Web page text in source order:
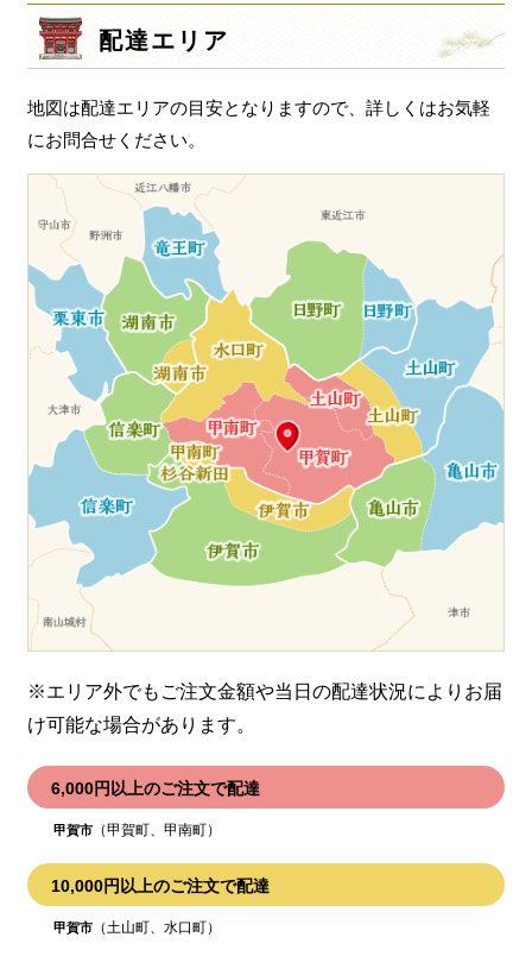
配達エリア
地図は配達エリアの目安となりますので、詳しくはお気軽
にお問合せください。
※エリア外でもご注文金額や当日の配達状況により お届
け可能な場合があります。
6,000円以上のご注文で配達
甲賀市 （甲賀町、甲南町）
10,000円以上のご注文で配達
甲賀市 （土山町、水口町）